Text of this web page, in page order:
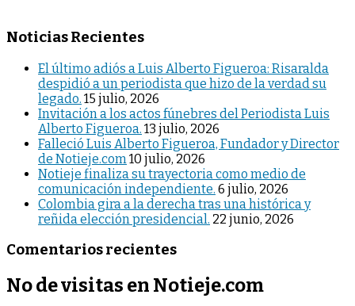
Noticias Recientes
El último adiós a Luis Alberto Figueroa: Risaralda
despidió a un periodista que hizo de la verdad su
legado. 15 julio, 2026
Invitación a los actos fúnebres del Periodista Luis
Alberto Figueroa. 13 julio, 2026
Falleció Luis Alberto Figueroa, Fundador y Director
de Notieje.com 10 julio, 2026
Notieje finaliza su trayectoria como medio de
comunicación independiente. 6 julio, 2026
Colombia gira a la derecha tras una histórica y
reñida elección presidencial. 22 junio, 2026
Comentarios recientes
No de visitas en Notieje.com